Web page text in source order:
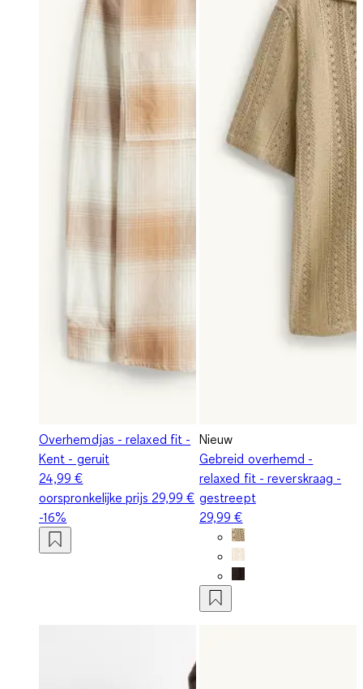
Overhemdjas - relaxed fit -
Kent - geruit
24,99 €
oorspronkelijke prijs 29,99 €
-16%
Nieuw
Gebreid overhemd -
relaxed fit - reverskraag -
gestreept
29,99 €